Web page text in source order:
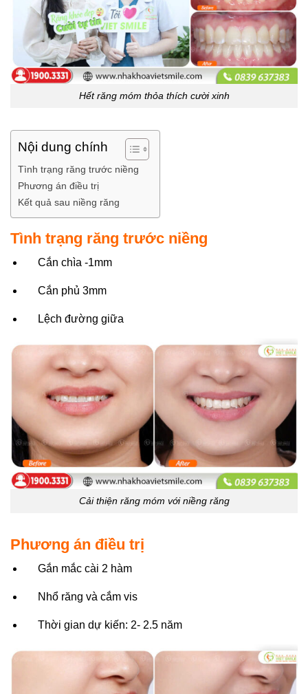
Hết răng móm thỏa thích cười xinh
Nội dung chính
Tình trạng răng trước niềng
Phương án điều trị
Kết quả sau niềng răng
Tình trạng răng trước niềng
Cắn chìa -1mm
Cắn phủ 3mm
Lệch đường giữa
Cải thiện răng móm với niềng răng
Phương án điều trị
Gắn mắc cài 2 hàm
Nhổ răng và cắm vis
Thời gian dự kiến: 2- 2.5 năm